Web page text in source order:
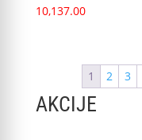
10,137.00
1 2 3
AKCIJE